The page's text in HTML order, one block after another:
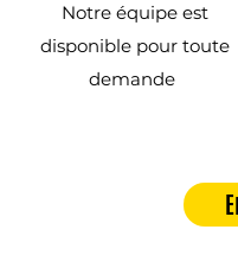
Notre équipe est
disponible pour toute
demande